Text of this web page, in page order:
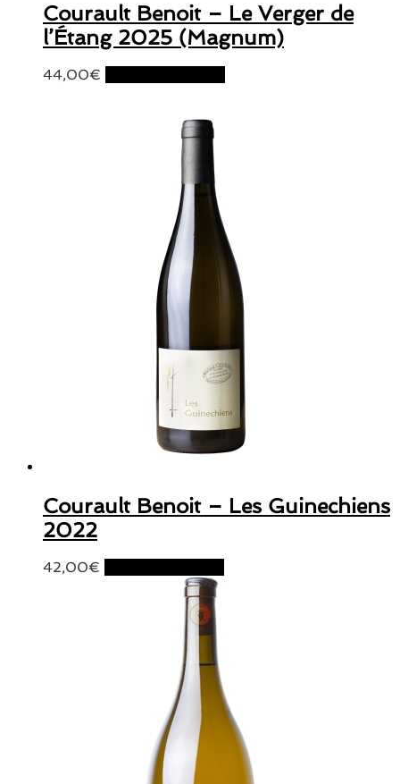
Courault Benoit – Le Verger de
l’Étang 2025 (Magnum)
44,00€
Courault Benoit – Les Guinechiens
2022
42,00€